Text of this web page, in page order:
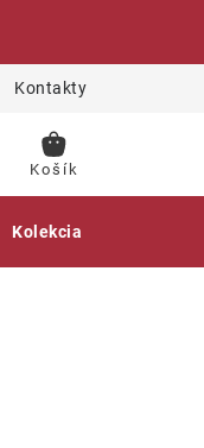
Kontakty
NÁKUPNÝ
Kolekcia